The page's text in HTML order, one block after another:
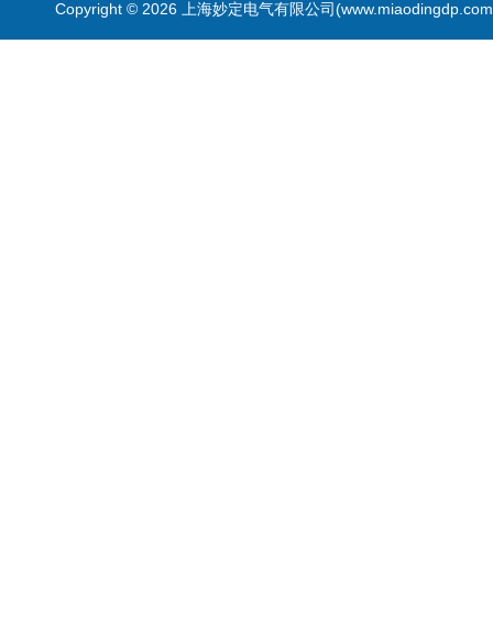
Copyright © 2026 上海妙定电气有限公司